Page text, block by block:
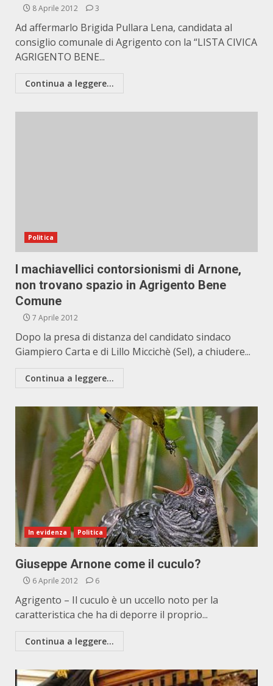
8 Aprile 2012 3
Ad affermarlo Brigida Pullara Lena, candidata al
consiglio comunale di Agrigento con la “LISTA CIVICA
AGRIGENTO BENE...
Continua a leggere...
Politica
I machiavellici contorsionismi di Arnone,
non trovano spazio in Agrigento Bene
Comune
7 Aprile 2012
Dopo la presa di distanza del candidato sindaco
Giampiero Carta e di Lillo Miccichè (Sel), a chiudere...
Continua a leggere...
In evidenza Politica
Giuseppe Arnone come il cuculo?
6 Aprile 2012 6
Agrigento – Il cuculo è un uccello noto per la
caratteristica che ha di deporre il proprio...
Continua a leggere...